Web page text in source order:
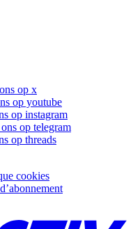
op x
op youtube
op instagram
op telegram
op threads
cookies